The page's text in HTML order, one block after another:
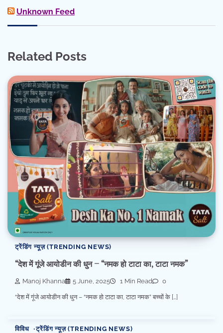
Unknown Feed
Related Posts
ट्रेंडिंग न्यूज़ (TRENDING NEWS)
“देश में गूंजे आयोडीन की धुन – “नमक हो टाटा का, टाटा नमक”
Manoj Khanna 5 June, 2025 1 Min Read 0
“देश में गूंजे आयोडीन की धुन – “नमक हो टाटा का, टाटा नमक” बच्चों के […]
विविध ट्रेंडिंग न्यूज़ (TRENDING NEWS)